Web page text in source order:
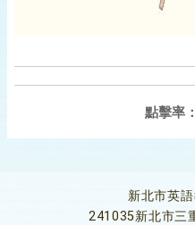
點擊率：
新北市英
241035新北市三